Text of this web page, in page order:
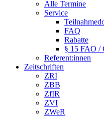
Alle Termine
Service
FAQ
Rabatte
§ 15 FAO /
Referent:innen
Zeitschriften
ZRI
ZBB
ZfIR
ZVI
ZWeR